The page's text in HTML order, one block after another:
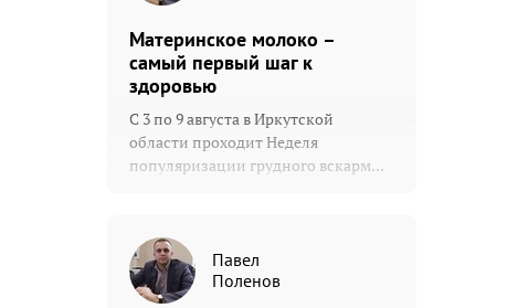
Материнское молоко –
самый первый шаг к
здоровью
С 3 по 9 августа в Иркутской
области проходит Неделя
популяризации грудного вскарм...
Павел
Поленов